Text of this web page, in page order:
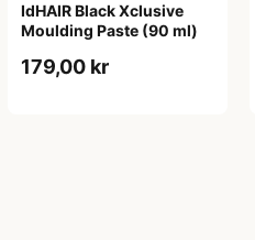
IdHAIR Black Xclusive
Moulding Paste (90 ml)
179,00 kr